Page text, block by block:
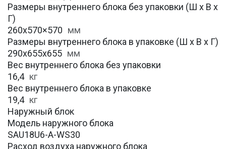
Размеры внутреннего блока без упаковки (Ш х В х
Г)
260х570×570 мм
Размеры внутреннего блока в упаковке (Ш х В х Г)
290х655x655 мм
Вес внутреннего блока без упаковки
16,4 кг
Вес внутреннего блока в упаковке
19,4 кг
Наружный блок
Модель наружного блока
SAU18U6-A-WS30
Расход воздуха наружного блока